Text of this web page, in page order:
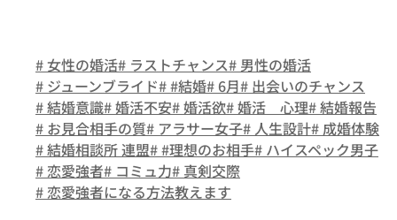
# 女性の婚活# ラストチャンス# 男性の婚活
# ジューンブライド# #結婚# 6月# 出会いのチャンス
# 結婚意識# 婚活不安# 婚活欲# 婚活 心理# 結婚報告
# お見合相手の質# アラサー女子# 人生設計# 成婚体験
# 結婚相談所 連盟# #理想のお相手# ハイスペック男子
# 恋愛強者# コミュ力# 真剣交際
# 恋愛強者になる方法教えます